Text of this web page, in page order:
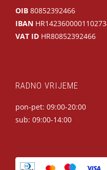
OIB 80852392466
IBAN
VAT ID HR80852392466
RADNO VRIJEME
pon-pet: 09:00-20:00
sub: 09:00-14:00